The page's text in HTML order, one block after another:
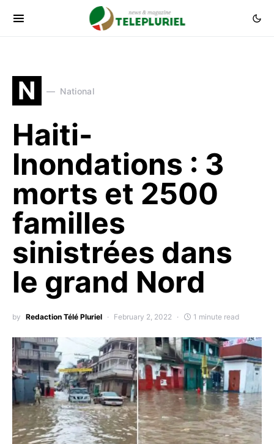
N National
Haiti-
Inondations : 3
morts et 2500
familles
sinistrées dans
le grand Nord
by Redaction Télé Pluriel February 2, 2022 1 minute read